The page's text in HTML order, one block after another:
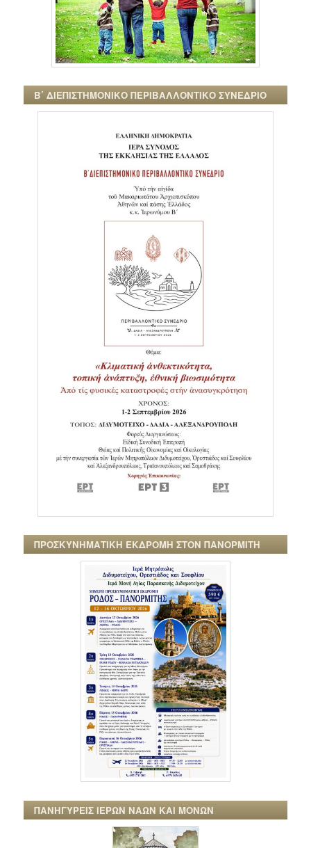
Β΄ ΔΙΕΠΙΣΤΗΜΟΝΙΚΟ ΠΕΡΙΒΑΛΛΟΝΤΙΚΟ ΣΥΝΕΔΡΙΟ
ΠΡΟΣΚΥΝΗΜΑΤΙΚΗ ΕΚΔΡΟΜΗ ΣΤΟΝ ΠΑΝΟΡΜΙΤΗ
ΠΑΝΗΓΥΡΕΙΣ ΙΕΡΩΝ ΝΑΩΝ ΚΑΙ ΜΟΝΩΝ